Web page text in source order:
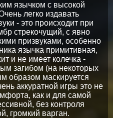
язычком с высокой
легко издавать
- это происходит при
стрекочущий, с явно
призвуками, особенно
язычка примитивная,
и не имеет колечка -
загибом (на некоторых
образом маскируется
аккуратной игры это не
как и для самой
без контроля
громкий варган.